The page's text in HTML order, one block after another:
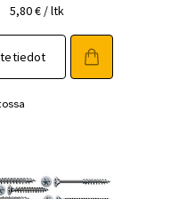
5,80€ / ltk